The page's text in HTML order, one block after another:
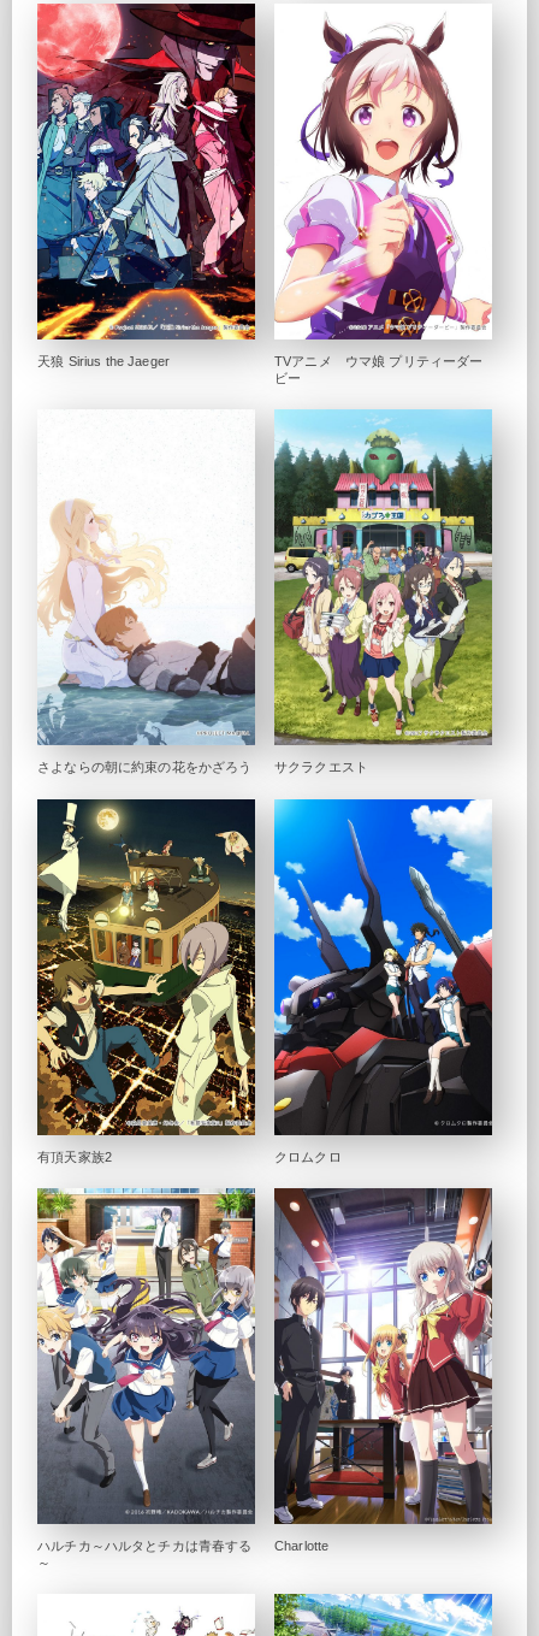
天狼 Sirius the Jaeger
TVアニメ ウマ娘 プリティーダー
ビー
さよならの朝に約束の花をかざろう サクラクエスト
有頂天家族2 クロムクロ
ハルチカ～ハルタとチカは青春する
～
Charlotte